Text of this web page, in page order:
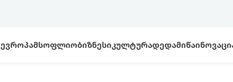
ᲔᲕᲠᲝᲞᲐᲛᲡᲝᲤᲚᲘᲝᲑᲘᲖᲜᲔᲡᲘᲙᲣᲚᲢᲣᲠᲐᲓᲔᲓᲐᲛᲘᲬᲐ